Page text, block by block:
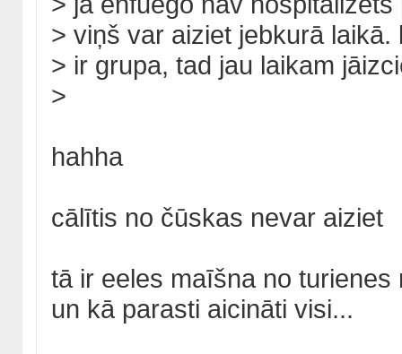
> viņš var aiziet jebkurā laikā.
> ir grupa, tad jau laikam
>
hahha
cālītis no čūskas nevar aiziet
tā ir eeles maīšna no turienes
un kā parasti aicināti visi...